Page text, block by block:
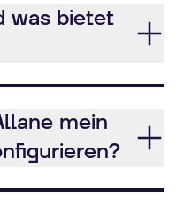
was bietet
mein